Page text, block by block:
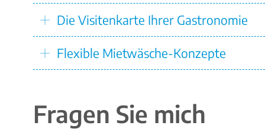
Die Visitenkarte Ihrer Gastronomie
Flexible Mietwäsche-Konzepte
Fragen Sie mich